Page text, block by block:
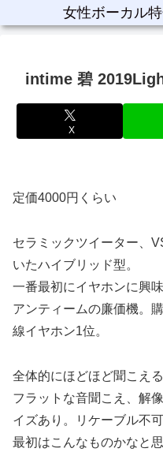
女性ボーカル
intime 碧
X
定価4000円くらい
セラミックツイーター、
いたハイブリッド型。
一番最初にイヤホンに興
アンティームの廉価機。
線イヤホン1位。
全体的にほどほど聞こえ
フラットな音聞こえ、解
イズあり。リケーブル不可
最初はこんなものかなと